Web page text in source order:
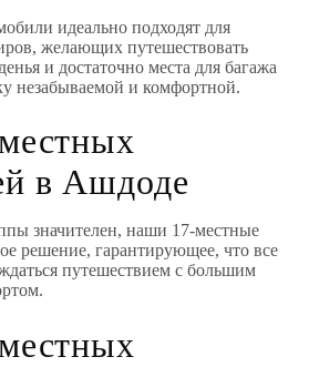
идеально подходят для
желающих путешествовать
и достаточно места для багажа
незабываемой и комфортной.
в Ашдоде
значителен, наши 17-местные
решение, гарантирующее, что все
путешествием с большим